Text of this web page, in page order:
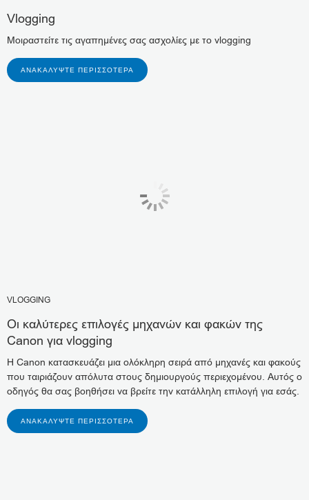
Vlogging
Μοιραστείτε τις αγαπημένες σας ασχολίες με το vlogging
ΑΝΑΚΑΛΎΨΤΕ ΠΕΡΙΣΣΌΤΕΡΑ
VLOGGING
Οι καλύτερες επιλογές μηχανών και φακών της
Canon για vlogging
Η Canon κατασκευάζει μια ολόκληρη σειρά από μηχανές και φακούς
που ταιριάζουν απόλυτα στους δημιουργούς περιεχομένου. Αυτός ο
οδηγός θα σας βοηθήσει να βρείτε την κατάλληλη επιλογή για εσάς.
ΑΝΑΚΑΛΎΨΤΕ ΠΕΡΙΣΣΌΤΕΡΑ